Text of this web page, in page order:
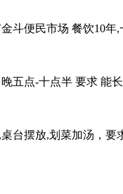
斗便民市场 餐饮10年
五点-十点半 要求 能
台摆放,划菜加汤，